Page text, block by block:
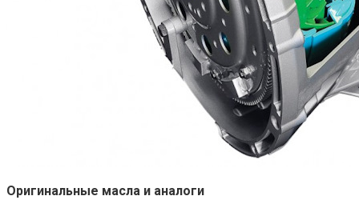
Оригинальные масла и аналоги